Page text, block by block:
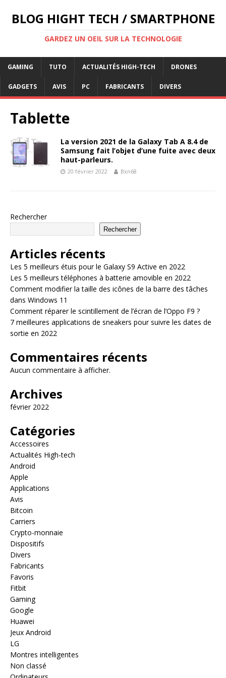
BLOG HIGHT TECH / SMARTPHONE
GARDEZ UN OEIL SUR LA TECHNOLOGIE
GAMING TUTO ACTUALITÉS HIGH-TECH DRONES
GADGETS AVIS PC FABRICANTS DIVERS
Tablette
La version 2021 de la Galaxy Tab A 8.4 de
Samsung fait l’objet d’une fuite avec deux
haut-parleurs.
20 février 2022 Bxn68
Rechercher
Rechercher
Articles récents
Les 5 meilleurs étuis pour le Galaxy S9 Active en 2022
Les 5 meilleurs téléphones à batterie amovible en 2022
Comment modifier la taille des icônes de la barre des tâches
dans Windows 11
Comment réparer le scintillement de l’écran de l’Oppo F9 ?
7 meilleures applications de sneakers pour suivre les dates de
sortie en 2022
Commentaires récents
Aucun commentaire à afficher.
Archives
février 2022
Catégories
Accessoires
Actualités High-tech
Android
Apple
Applications
Avis
Bitcoin
Carriers
Crypto-monnaie
Dispositifs
Divers
Fabricants
Favoris
Fitbit
Gaming
Google
Huawei
Jeux Android
LG
Montres intelligentes
Non classé